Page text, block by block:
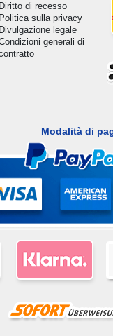
Diritto di recesso
Politica sulla privacy
Divulgazione legale
generali di
Modalità di